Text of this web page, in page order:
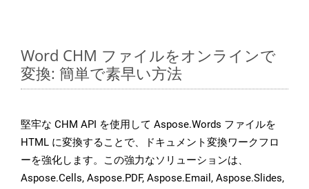
Word CHM ファイルをオンラインで
変換: 簡単で素早い方法
堅牢な CHM API を使用して Aspose.Words ファイルを
HTML に変換することで、ドキュメント変換ワークフロ
ーを強化します。この強力なソリューションは、
Aspose.Cells, Aspose.PDF, Aspose.Email, Aspose.Slides,